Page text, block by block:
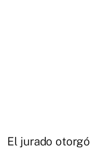
El jurado otorgó